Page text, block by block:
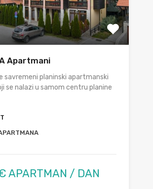
Apartmani
savremeni planinski apartmanski
se nalazi u samom centru planine
APARTMAN / DAN